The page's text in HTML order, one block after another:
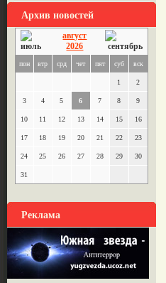
Архив новостей
август
2026
пон втр срд чет пят суб вск
1 2
3 4 5 6 7 8 9
10 11 12 13 14 15 16
17 18 19 20 21 22 23
24 25 26 27 28 29 30
31
Реклама